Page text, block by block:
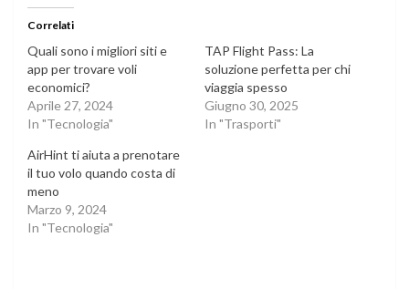
Correlati
Quali sono i migliori siti e
app per trovare voli
economici?
Aprile 27, 2024
In "Tecnologia"
TAP Flight Pass: La
soluzione perfetta per chi
viaggia spesso
Giugno 30, 2025
In "Trasporti"
AirHint ti aiuta a prenotare
il tuo volo quando costa di
meno
Marzo 9, 2024
In "Tecnologia"